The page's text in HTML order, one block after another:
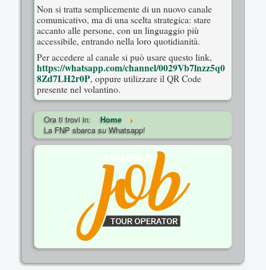
Non si tratta semplicemente di un nuovo canale
comunicativo, ma di una scelta strategica: stare
accanto alle persone, con un linguaggio più
accessibile, entrando nella loro quotidianità.
Per accedere al canale si può usare questo link,
https://whatsapp.com/channel/0029Vb7lnzz5q0
8Zd7LH2r0P, oppure utilizzare il QR Code
presente nel volantino.
Ora ti trovi in:
Home
La FNP sbarca su Whatsapp!